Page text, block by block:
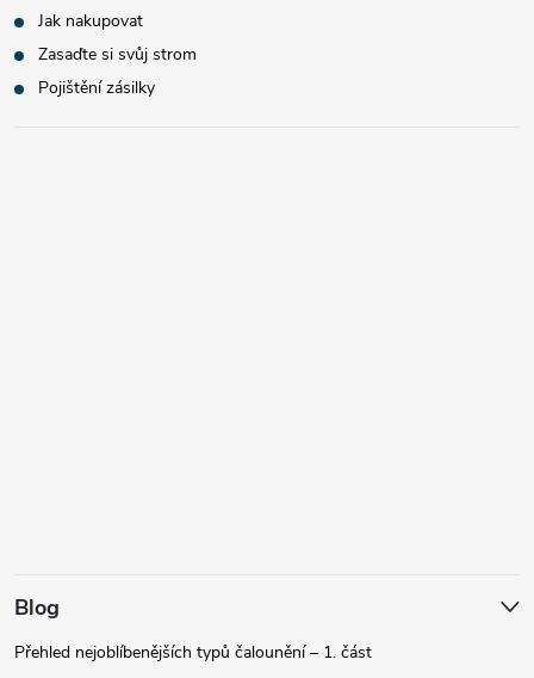
Jak nakupovat
Zasaďte si svůj strom
Pojištění zásilky
Blog
Přehled nejoblíbenějších typů čalounění – 1. část